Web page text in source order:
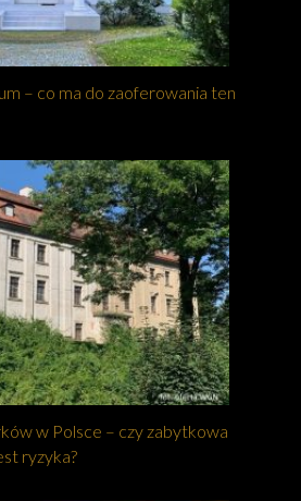
– co ma do zaoferowania ten
w Polsce – czy zabytkowa
ryzyka?